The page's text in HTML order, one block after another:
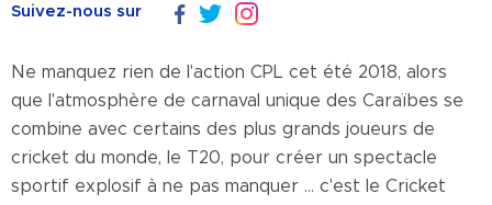
Suivez-nous sur
Ne manquez rien de l'action CPL cet été 2018, alors
que l'atmosphère de carnaval unique des Caraïbes se
combine avec certains des plus grands joueurs de
cricket du monde, le T20, pour créer un spectacle
sportif explosif à ne pas manquer ... c'est le Cricket